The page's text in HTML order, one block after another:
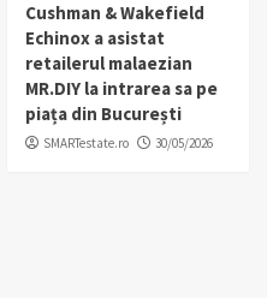
Cushman & Wakefield
Echinox a asistat
retailerul malaezian
MR.DIY la intrarea sa pe
piața din București
SMARTestate.ro 30/05/2026